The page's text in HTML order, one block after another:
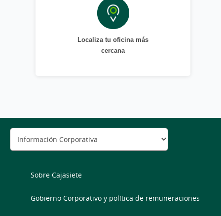
Localiza tu oficina más
cercana
Sobre Cajasiete
Gobierno Corporativo y política de remuneraciones